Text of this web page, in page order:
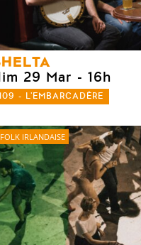
29 Mar - 16h
- L'EMBARCADÈRE
FOLK IRLANDAISE